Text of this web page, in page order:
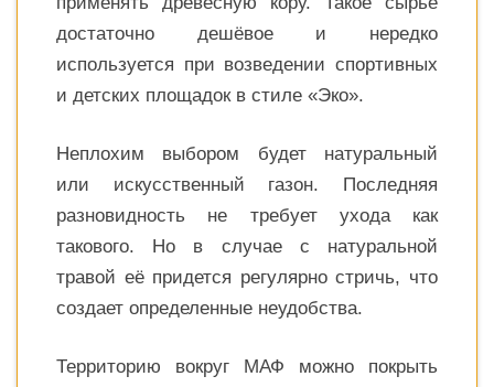
достаточно дешёвое и нередко
используется при возведении спортивных
и детских площадок в стиле «Эко».
Неплохим выбором будет натуральный
или искусственный газон. Последняя
разновидность не требует ухода как
такового. Но в случае с натуральной
травой её придется регулярно стричь, что
создает определенные неудобства.
Территорию вокруг МАФ можно покрыть